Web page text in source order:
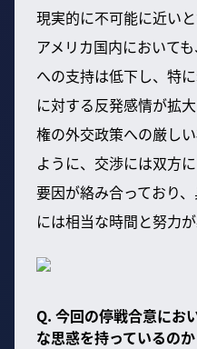
現実的に不可能に近いと
アメリカ国内において
への支持は低下し、特
に対する反発感情が拡
権の外交政策への厳し
ように、交渉には双方
要因が絡み合っており
には相当な時間と努力
Q. 今回の停戦合意にお
な思惑を持っているのか